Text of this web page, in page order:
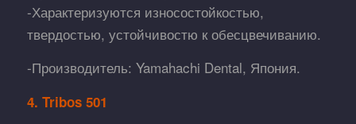
-Характеризуются износостойкостью,
твердостью, устойчивостю к обесцвечиванию.
-Производитель: Yamahachi Dental, Япония.
4. Tribos 501